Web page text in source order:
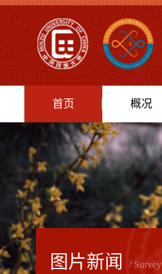
首页 概况
图片新闻 / Survey